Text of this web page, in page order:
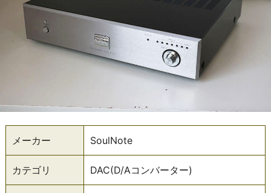
メーカー SoulNote
カテゴリ DAC(D/Aコンバーター)